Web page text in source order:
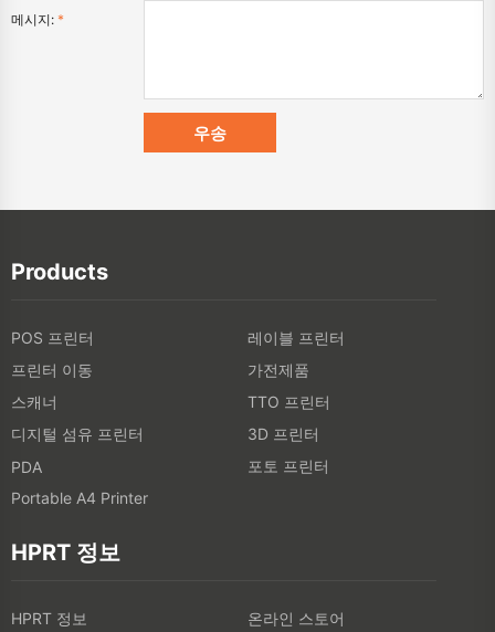
메시지: *
Products
POS 프린터
레이블 프린터
프린터 이동
가전제품
스캐너
TTO 프린터
디지털 섬유 프린터
3D 프린터
PDA
포토 프린터
Portable A4 Printer
HPRT 정보
HPRT 정보
온라인 스토어